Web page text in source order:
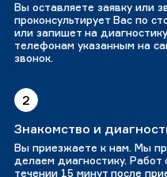
Вы оставляете заявку или
проконсультирует Вас по
или запишет на
телефонам указанным на
звонок.
2
Знакомство и
Вы приезжаете к нам. Мы
делаем диагностику.
течении 15 минут после